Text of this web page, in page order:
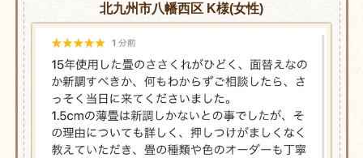
北九州市八幡西区 K様(女性)